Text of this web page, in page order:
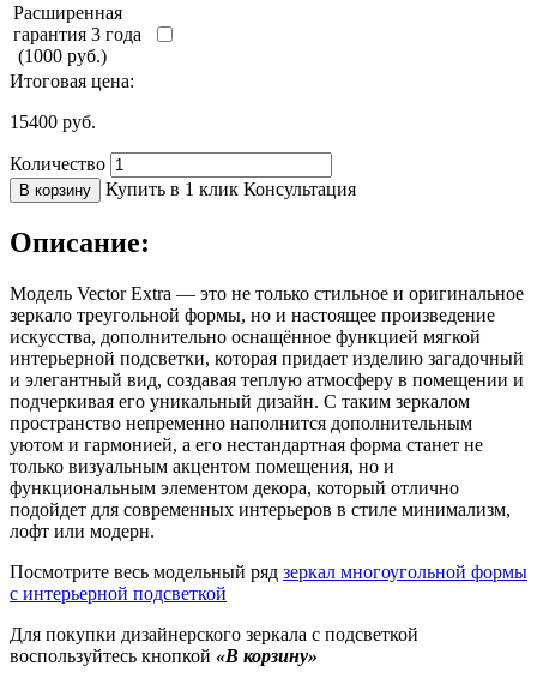
Расширенная
гарантия 3 года
(1000 руб.)
Итоговая цена:
15400 руб.
Количество
В корзину Купить в 1 клик Консультация
Описание:
Модель Vector Extra — это не только стильное и оригинальное
зеркало треугольной формы, но и настоящее произведение
искусства, дополнительно оснащённое функцией мягкой
интерьерной подсветки, которая придает изделию загадочный
и элегантный вид, создавая теплую атмосферу в помещении и
подчеркивая его уникальный дизайн. С таким зеркалом
пространство непременно наполнится дополнительным
уютом и гармонией, а его нестандартная форма станет не
только визуальным акцентом помещения, но и
функциональным элементом декора, который отлично
подойдет для современных интерьеров в стиле минимализм,
лофт или модерн.
Посмотрите весь модельный ряд зеркал многоугольной формы
с интерьерной подсветкой
Для покупки дизайнерского зеркала с подсветкой
воспользуйтесь кнопкой «В корзину»